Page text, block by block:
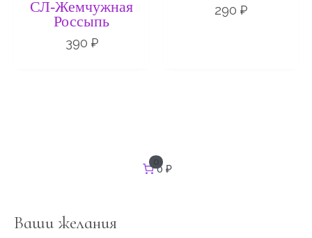
СЛ-Жемчужная
Россыпь
390 ₽
290 ₽
0
0 ₽
Ваши желания
ь
: